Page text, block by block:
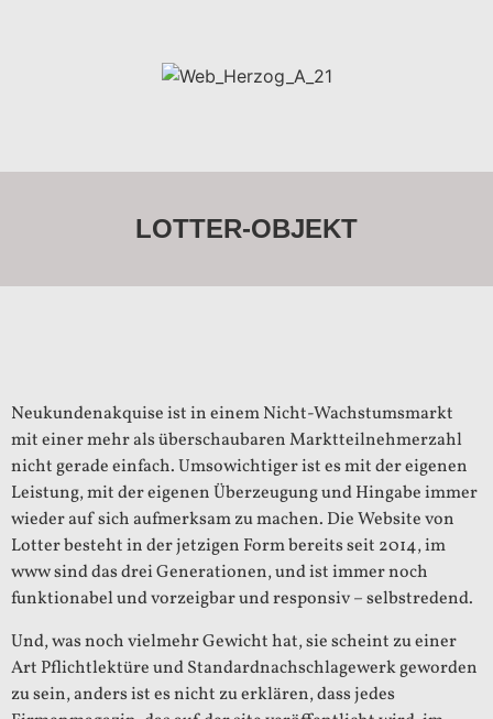
LOTTER-OBJEKT
Neukundenakquise ist in einem Nicht-Wachstumsmarkt
mit einer mehr als überschaubaren Marktteilnehmerzahl
nicht gerade einfach. Umsowichtiger ist es mit der eigenen
Leistung, mit der eigenen Überzeugung und Hingabe immer
wieder auf sich aufmerksam zu machen. Die Website von
Lotter besteht in der jetzigen Form bereits seit 2014, im
www sind das drei Generationen, und ist immer noch
funktionabel und vorzeigbar und responsiv – selbstredend.
Und, was noch vielmehr Gewicht hat, sie scheint zu einer
Art Pflichtlektüre und Standardnachschlagewerk geworden
zu sein, anders ist es nicht zu erklären, dass jedes